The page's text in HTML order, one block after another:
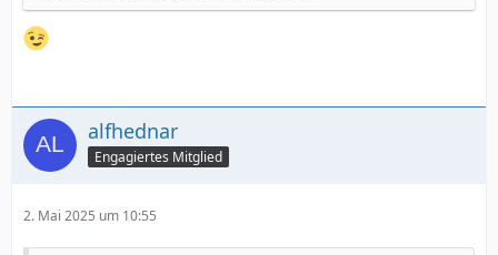
alfhednar
Engagiertes Mitglied
2. Mai 2025 um 10:55